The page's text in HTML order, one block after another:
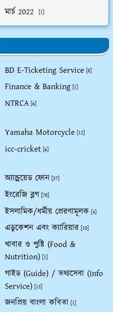
মার্চ 2022 [1]
BD E-Ticketing Service [8]
Finance & Banking [1]
NTRCA [6]
Yamaha Motorcycle [12]
icc-cricket [6]
অ্যান্ড্রয়েড ফোন [37]
ইংরেজি ব্লগ [70]
ইসলামিক/ধর্মীয় প্রেরণামূলক [4]
এডুকেশন এবং ক্যারিয়ার [10]
খাবার ও পুষ্টি (Food &
Nutrition) [1]
গাইড (Guide) / তথ্যসেবা (Info
Service) [13]
জনপ্রিয় বাংলা কবিতা [1]